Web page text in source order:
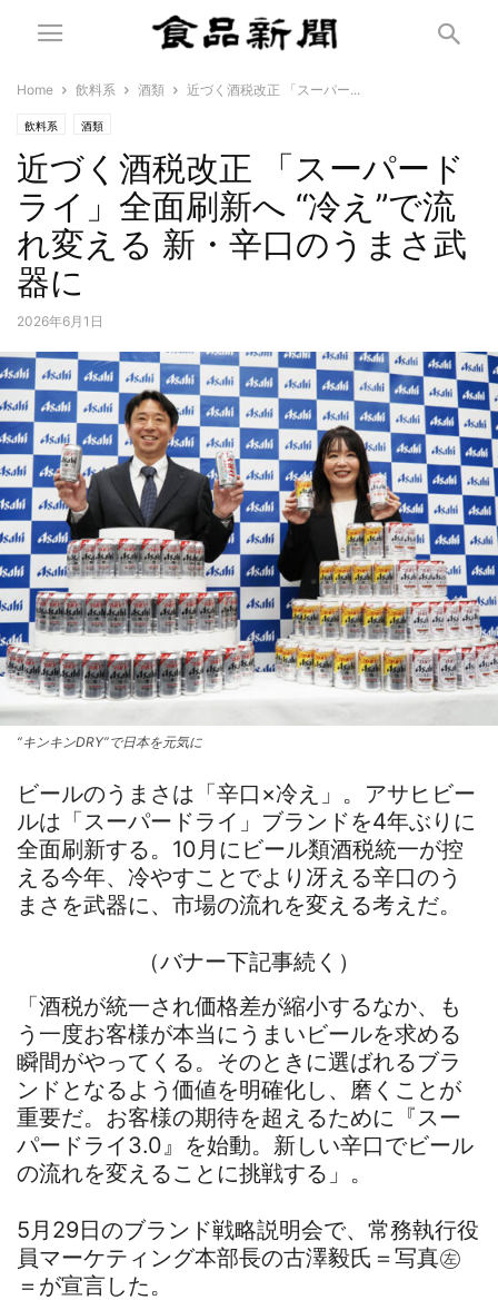
Home 飲料系 酒類 近づく酒税改正 「スーパー...
飲料系 酒類
近づく酒税改正 「スーパード
ライ」全面刷新へ “冷え”で流
れ変える 新・辛口のうまさ武
器に
2026年6月1日
“キンキンDRY”で日本を元気に
ビールのうまさは「辛口×冷え」。アサヒビー
ルは「スーパードライ」ブランドを4年ぶりに
全面刷新する。10月にビール類酒税統一が控
える今年、冷やすことでより冴える辛口のう
まさを武器に、市場の流れを変える考えだ。
（バナー下記事続く）
「酒税が統一され価格差が縮小するなか、も
う一度お客様が本当にうまいビールを求める
瞬間がやってくる。そのときに選ばれるブラ
ンドとなるよう価値を明確化し、磨くことが
重要だ。お客様の期待を超えるために『スー
パードライ3.0』を始動。新しい辛口でビール
の流れを変えることに挑戦する」。
5月29日のブランド戦略説明会で、常務執行役
員マーケティング本部長の古澤毅氏＝写真㊧
＝が宣言した。